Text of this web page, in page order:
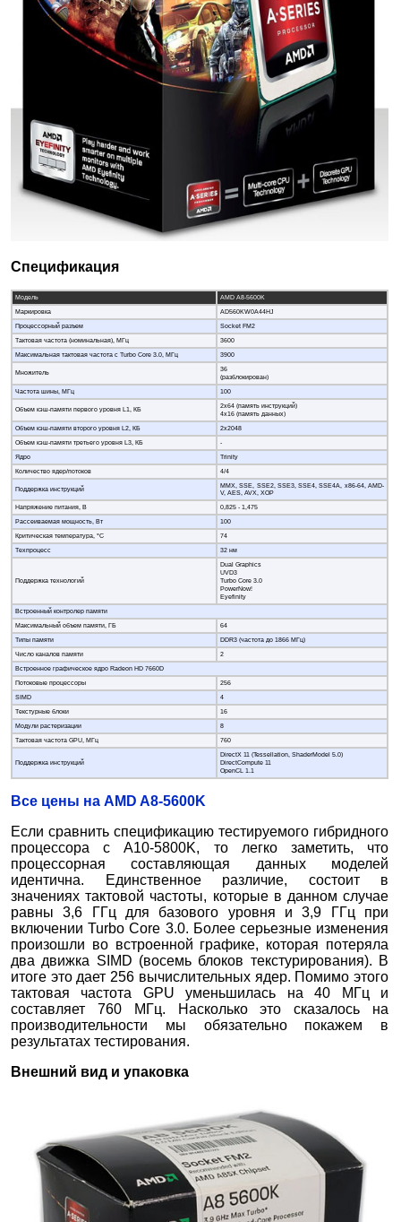
Спецификация
Модель
AMD A8-5600K
Маркировка
AD560KW0A44HJ
Процессорный разъем
Socket FM2
Тактовая частота (номинальная), МГц
3600
Максимальная тактовая частота с Turbo Core 3.0, МГц
3900
Множитель
36
(разблокирован)
Частота шины, МГц
100
Объем кэш-памяти первого уровня L1, КБ
2х64 (память инструкций)
4х16 (память данных)
Объем кэш-памяти второго уровня L2, КБ
2x2048
Объем кэш-памяти третьего уровня L3, КБ
-
Ядро
Trinity
Количество ядер/потоков
4/4
Поддержка инструкций
MMX, SSE, SSE2, SSE3, SSE4, SSE4A, x86-64, AMD-
V, AES, AVX, XOP
Напряжение питания, В
0,825 - 1,475
Рассеиваемая мощность, Вт
100
Критическая температура, °C
74
Техпроцесс
32 нм
Поддержка технологий
Dual Graphics
UVD3
Turbo Core 3.0
PowerNow!
Eyefinity
Встроенный контролер памяти
Максимальный объем памяти, ГБ
64
Типы памяти
DDR3 (частота до 1866 МГц)
Число каналов памяти
2
Встроенное графическое ядро Radeon HD 7660D
Потоковые процессоры
256
SIMD
4
Текстурные блоки
16
Модули растеризации
8
Тактовая частота GPU, МГц
760
Поддержка инструкций
DirectX 11 (Tessellation, ShaderModel 5.0)
DirectCompute 11
OpenCL 1.1
Все цены на AMD A8-5600K
Если сравнить спецификацию тестируемого гибридного
процессора с A10-5800K, то легко заметить, что
процессорная составляющая данных моделей
идентична. Единственное различие, состоит в
значениях тактовой частоты, которые в данном случае
равны 3,6 ГГц для базового уровня и 3,9 ГГц при
включении Turbo Core 3.0. Более серьезные изменения
произошли во встроенной графике, которая потеряла
два движка SIMD (восемь блоков текстурирования). В
итоге это дает 256 вычислительных ядер. Помимо этого
тактовая частота GPU уменьшилась на 40 МГц и
составляет 760 МГц. Насколько это сказалось на
производительности мы обязательно покажем в
результатах тестирования.
Внешний вид и упаковка